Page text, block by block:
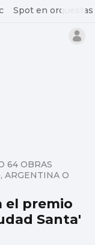
Spot en orquestas
el premio
Santa'
64 OBRAS
ARGENTINA O